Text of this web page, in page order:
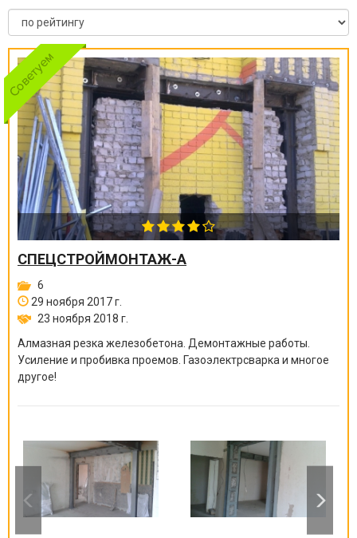
СПЕЦСТРОЙМОНТАЖ-А
6
29 ноября 2017 г.
23 ноября 2018 г.
Алмазная резка железобетона. Демонтажные работы.
Усиление и пробивка проемов. Газоэлектрсварка и многое
другое!